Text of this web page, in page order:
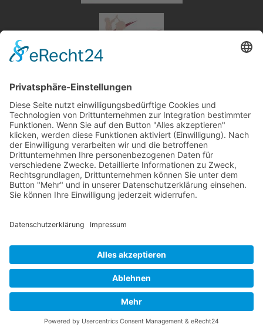
©2026 TanzCentrum Gold und SIlber Bremen e.V.-
Realisierung durchwww.infinity-labs.de